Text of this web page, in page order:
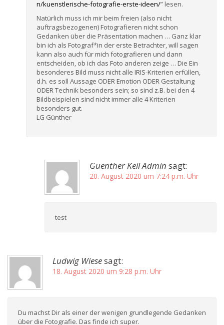
n/kuenstlerische-fotografie-erste-ideen/” lesen.
Natürlich muss ich mir beim freien (also nicht
auftragsbezogenen) Fotografieren nicht schon
Gedanken über die Präsentation machen … Ganz klar
bin ich als Fotograf*in der erste Betrachter, will sagen
kann also auch für mich fotografieren und dann
entscheiden, ob ich das Foto anderen zeige … Die Ein
besonderes Bild muss nicht alle IRIS-Kriterien erfüllen,
d.h. es soll Aussage ODER Emotion ODER Gestaltung
ODER Technik besonders sein; so sind z.B. bei den 4
Bildbeispielen sind nicht immer alle 4 Kriterien
besonders gut.
LG Günther
Guenther Keil Admin sagt:
20. August 2020 um 7:24 p.m. Uhr
test
Ludwig Wiesesagt:
18. August 2020 um 9:28 p.m. Uhr
Du machst Dir als einer der wenigen grundlegende Gedanken
über die Fotografie. Das finde ich super.